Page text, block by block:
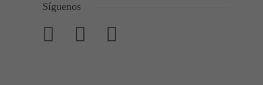
Síguenos